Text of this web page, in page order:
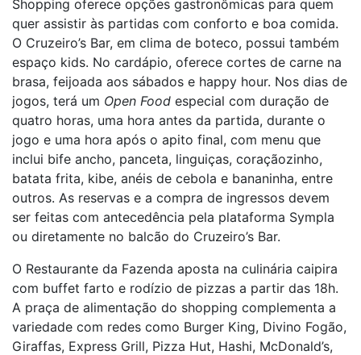
Shopping oferece opções gastronômicas para quem
quer assistir às partidas com conforto e boa comida.
O Cruzeiro’s Bar, em clima de boteco, possui também
espaço kids. No cardápio, oferece cortes de carne na
brasa, feijoada aos sábados e happy hour. Nos dias de
jogos, terá um Open Food especial com duração de
quatro horas, uma hora antes da partida, durante o
jogo e uma hora após o apito final, com menu que
inclui bife ancho, panceta, linguiças, coraçãozinho,
batata frita, kibe, anéis de cebola e bananinha, entre
outros. As reservas e a compra de ingressos devem
ser feitas com antecedência pela plataforma Sympla
ou diretamente no balcão do Cruzeiro’s Bar.
O Restaurante da Fazenda aposta na culinária caipira
com buffet farto e rodízio de pizzas a partir das 18h.
A praça de alimentação do shopping complementa a
variedade com redes como Burger King, Divino Fogão,
Giraffas, Express Grill, Pizza Hut, Hashi, McDonald’s,